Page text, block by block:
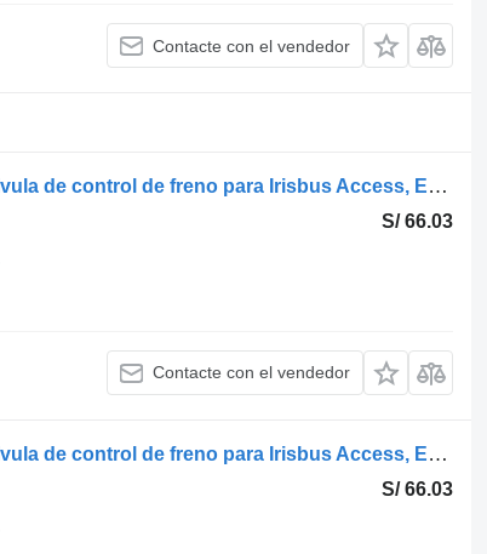
Contacte con el vendedor
Knorr-Bremse otro (01.05-) 05040021113 válvula de control de freno para Irisbus Access, Evadys, Axer, Karosa, Recreo, Domino, Agora, Citelis, Eurorider (1999-) autobús
S/ 66.03
Contacte con el vendedor
Knorr-Bremse otro (01.05-) 05040021113 válvula de control de freno para Irisbus Access, Evadys, Axer, Karosa, Recreo, Domino, Agora, Citelis, Eurorider (1999-) autobús
S/ 66.03